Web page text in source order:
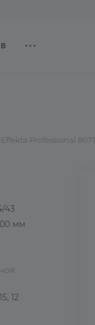
Effekta Professional 8071
43
мм
15, 12